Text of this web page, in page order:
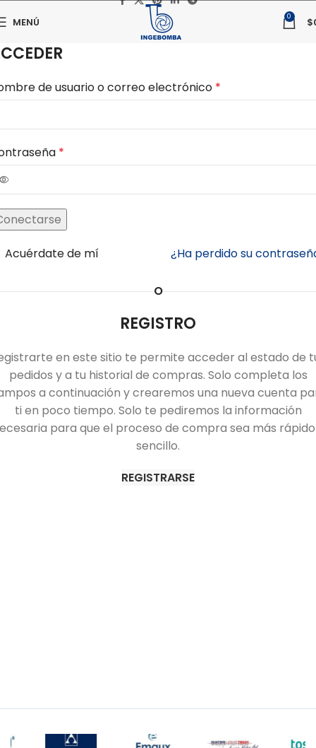
MENÚ 0 $
de usuario o correo electrónico *
*
¿Ha perdido su
Acuérdate de mí
O
REGISTRO
en este sitio te permite acceder al estado de
pedidos y a tu historial de compras. Solo completa los
a continuación y crearemos una nueva cuenta
ti en poco tiempo. Solo te pediremos la información
para que el proceso de compra sea más
sencillo.
REGISTRARSE